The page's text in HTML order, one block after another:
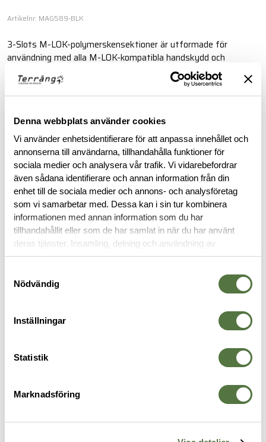
Denna webbplats använder cookies
Vi använder enhetsidentifierare för att anpassa innehållet och
annonserna till användarna, tillhandahålla funktioner för
sociala medier och analysera vår trafik. Vi vidarebefordrar
även sådana identifierare och annan information från din
enhet till de sociala medier och annons- och analysföretag
som vi samarbetar med. Dessa kan i sin tur kombinera
informationen med annan information som du har
tillhandahållit eller som de har samlat in när du har använt
deras tjänster. Insamling, delning och användning av
personuppgifter kan användas för personalisering av
Nödvändig
Inställningar
Statistik
Marknadsföring
Artikelnr: MAG589-BLK
3-Slots M-LOK-polymerskensektioner är utformade för
användning med alla M-LOK-kompatibla handskydd och
Läs mer
BESKRIVNING
RECENSIONER
OM VARUMÄRKET
VAPENTILLBEHÖR